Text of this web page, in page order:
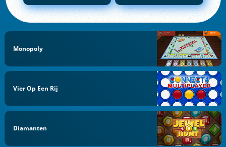
Monopoly
Vier Op Een Rij
Diamanten